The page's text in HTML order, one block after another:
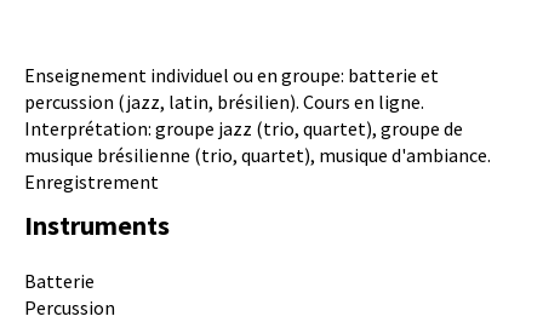
Description
Enseignement individuel ou en groupe: batterie et
percussion (jazz, latin, brésilien). Cours en ligne.
Interprétation: groupe jazz (trio, quartet), groupe de
musique brésilienne (trio, quartet), musique d'ambiance.
Enregistrement
Instruments
Instruments
Batterie
Percussion